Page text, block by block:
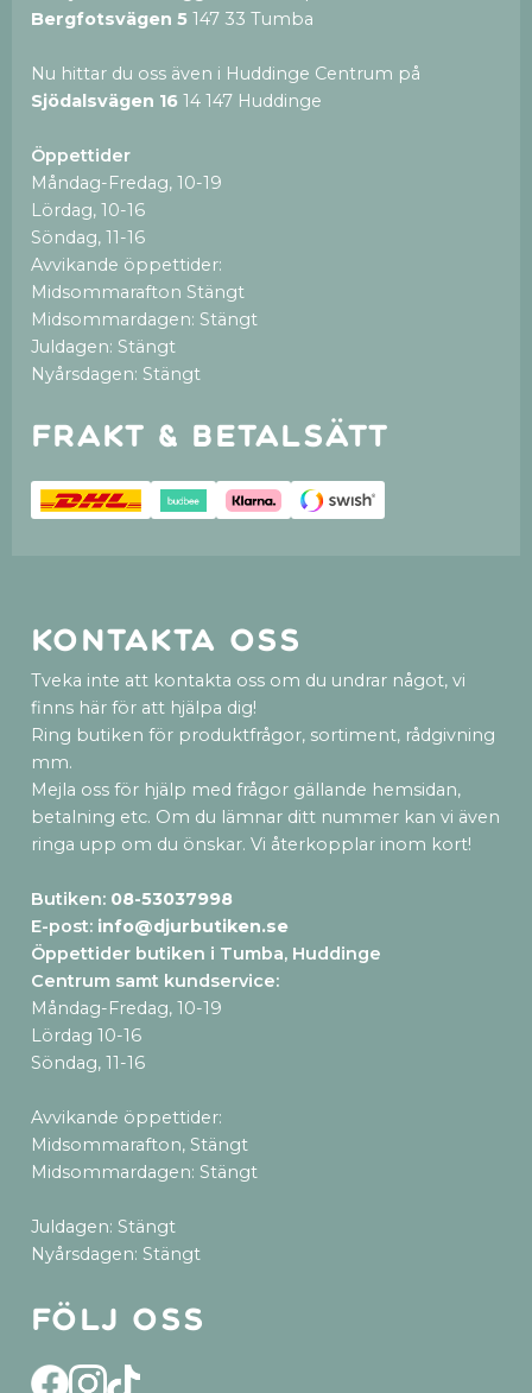
Bergfotsvägen 5 147 33 Tumba
Nu hittar du oss även i Huddinge Centrum på
Sjödalsvägen 16 14 147 Huddinge
Öppettider
Måndag-Fredag, 10-19
Lördag, 10-16
Söndag, 11-16
Avvikande öppettider:
Midsommarafton Stängt
Midsommardagen: Stängt
Juldagen: Stängt
Nyårsdagen: Stängt
Frakt & betalsätt
Kontakta oss
Tveka inte att kontakta oss om du undrar något, vi
finns här för att hjälpa dig!
Ring butiken för produktfrågor, sortiment, rådgivning
mm.
Mejla oss för hjälp med frågor gällande hemsidan,
betalning etc. Om du lämnar ditt nummer kan vi även
ringa upp om du önskar. Vi återkopplar inom kort!
Butiken: 08-53037998
E-post: info@djurbutiken.se
Öppettider butiken i Tumba, Huddinge
Centrum samt kundservice:
Måndag-Fredag, 10-19
Lördag 10-16
Söndag, 11-16
Avvikande öppettider:
Midsommarafton, Stängt
Midsommardagen: Stängt
Juldagen: Stängt
Nyårsdagen: Stängt
Följ oss